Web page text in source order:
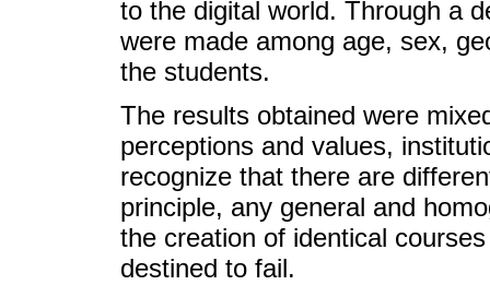
to the digital world. Through a
were made among age, sex,
the students.
The results obtained were
perceptions and values,
recognize that there are
principle, any general and
the creation of identical
destined to fail.